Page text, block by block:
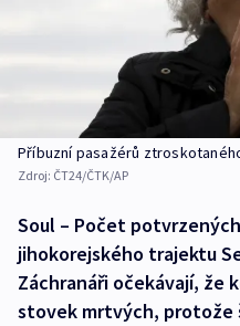
Příbuzní pasažérů
Zdroj: ČT24/ČTK/AP
Soul – Počet
jihokorejského trajektu
Záchranáři očekávají, že
stovek mrtvých, protože